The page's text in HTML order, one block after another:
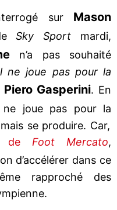
sur Mason
Sky Sport mardi,
n’a pas souhaité
ne joue pas pour la
Piero Gasperini. En
ne joue pas pour la
se produire. Car,
de Foot Mercato,
d’accélérer dans ce
rapproché des